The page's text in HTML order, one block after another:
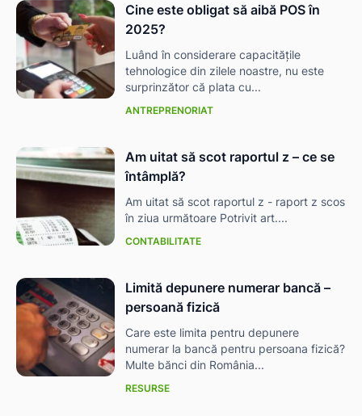
Cine este obligat să aibă POS în
2025?
Luând în considerare capacitățile
tehnologice din zilele noastre, nu este
surprinzător că plata cu...
ANTREPRENORIAT
Am uitat să scot raportul z – ce se
întâmplă?
Am uitat să scot raportul z - raport z scos
în ziua următoare Potrivit art....
CONTABILITATE
Limită depunere numerar bancă –
persoană fizică
Care este limita pentru depunere
numerar la bancă pentru persoana fizică?
Multe bănci din România...
RESURSE